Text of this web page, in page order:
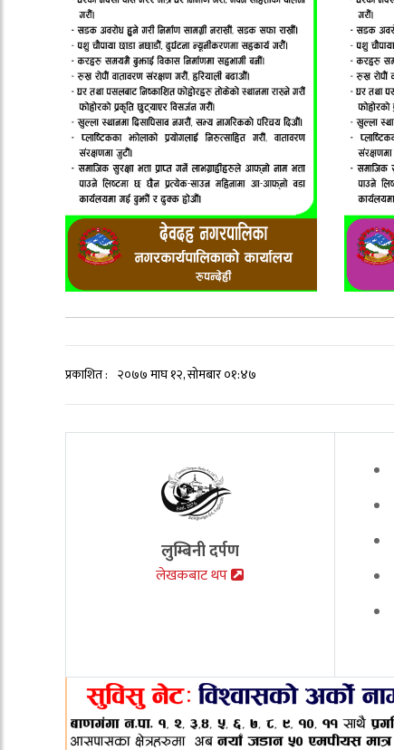
प्रकाशित : २०७७ माघ १२, सोमबार ०१:४७
लुम्बिनी दर्पण
लेखकबाट थप